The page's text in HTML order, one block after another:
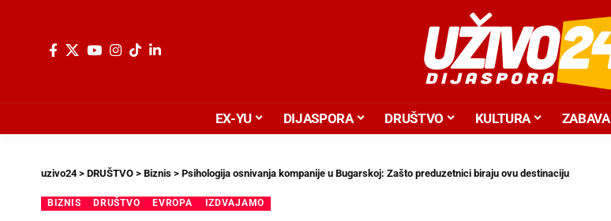
EX-YU DIJASPORA DRUŠTVO KULTURA ZABAVA
uzivo24> DRUŠTVO > Biznis > Psihologija osnivanja kompanije u Bugarskoj: Zašto preduzetnici biraju ovu destinaciju
BIZNIS DRUŠTVO EVROPA IZDVAJAMO